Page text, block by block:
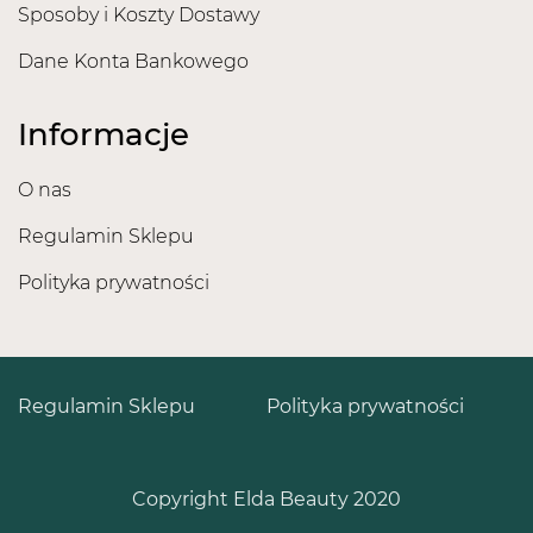
Sposoby i Koszty Dostawy
Dane Konta Bankowego
Informacje
O nas
Regulamin Sklepu
Polityka prywatności
Copyright Elda Beauty 2020
Polityka prywatności
Regulamin Sklepu